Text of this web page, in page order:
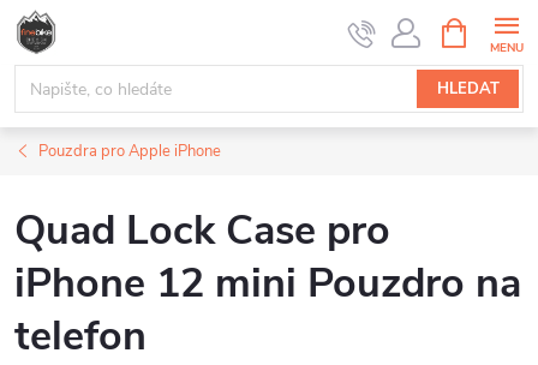
Přejít
obsah
HLEDAT
NÁKUPNÍ
KOŠÍK
Pouzdra pro Apple iPhone
Quad Lock Case pro
iPhone 12 mini Pouzdro na
telefon